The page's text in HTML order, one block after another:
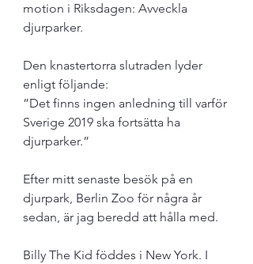
motion i Riksdagen: Avveckla
djurparker.
Den knastertorra slutraden lyder
enligt följande:
”Det finns ingen anledning till varför
Sverige 2019 ska fortsätta ha
djurparker.”
Efter mitt senaste besök på en
djurpark, Berlin Zoo för några år
sedan, är jag beredd att hålla med.
Billy The Kid föddes i New York. I